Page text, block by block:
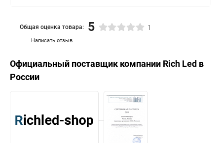
Написать отзыв
Общая оценка товара: 5 1
Официальный поставщик компании Rich Led в
России